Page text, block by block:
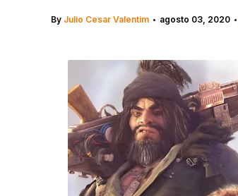
By Julio Cesar Valentim • agosto 03, 2020 •